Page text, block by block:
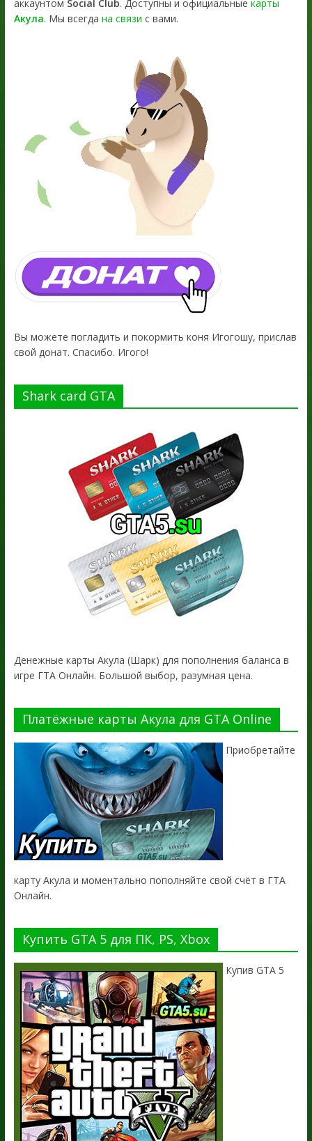
аккаунтом Social Club. Доступны и официальные карты
Акула. Мы всегда на связи с вами.
Вы можете погладить и покормить коня Игогошу, прислав
свой донат. Спасибо. Игого!
Shark card GTA
Денежные карты Акула (Шарк) для пополнения баланса в
игре ГТА Онлайн. Большой выбор, разумная цена.
Платёжные карты Акула для GTA Online
Приобретайте
карту Акула и моментально пополняйте свой счёт в ГТА
Онлайн.
Купить GTA 5 для ПК, PS, Xbox
Купив GTA 5